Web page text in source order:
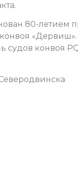
80-летием
«Дервиш».
судов конвоя